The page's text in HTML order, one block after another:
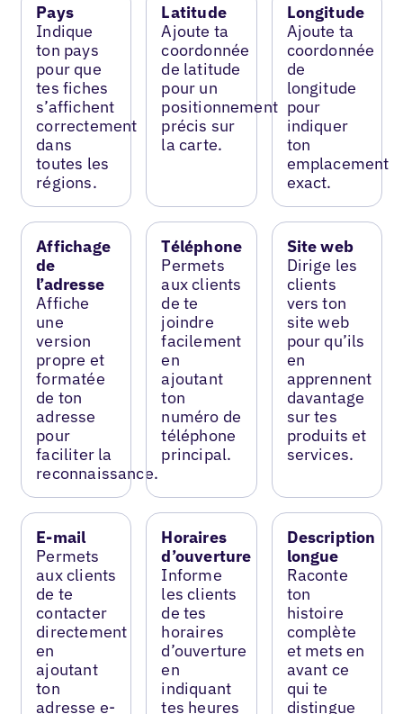
Pays
Indique
ton pays
pour que
tes fiches
s’affichent
correctement
dans
toutes les
régions.
Latitude
Ajoute ta
coordonnée
de latitude
pour un
positionnement
précis sur
la carte.
Longitude
Ajoute ta
coordonnée
de
longitude
pour
indiquer
ton
emplacement
exact.
Affichage
de
l’adresse
Affiche
une
version
propre et
formatée
de ton
adresse
pour
faciliter la
reconnaissance.
Téléphone
Permets
aux clients
de te
joindre
facilement
en
ajoutant
ton
numéro de
téléphone
principal.
Site web
Dirige les
clients
vers ton
site web
pour qu’ils
en
apprennent
davantage
sur tes
produits et
services.
E-mail
Permets
aux clients
de te
contacter
directement
en
ajoutant
ton
adresse e-
Horaires
d’ouverture
Informe
les clients
de tes
horaires
d’ouverture
en
indiquant
tes heures
Description
longue
Raconte
ton
histoire
complète
et mets en
avant ce
qui te
distingue